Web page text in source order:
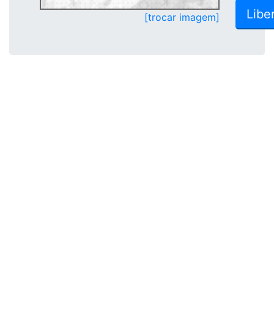
[trocar imagem]